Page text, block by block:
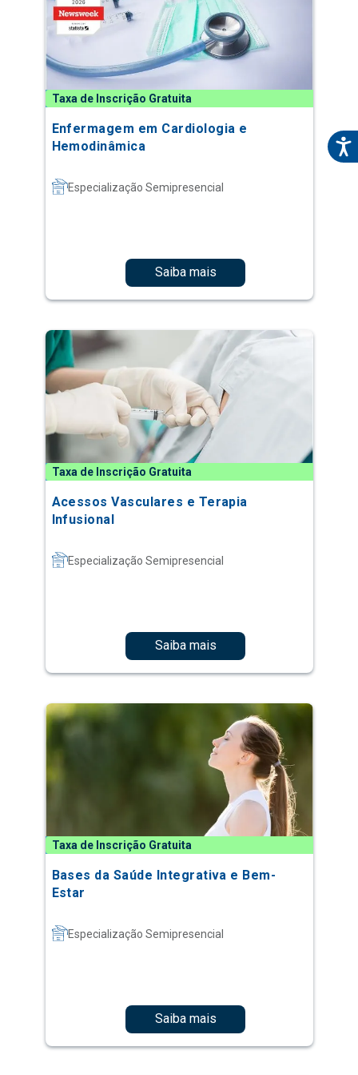
Taxa de Inscrição Gratuita
Enfermagem em Cardiologia e
Hemodinâmica
Especialização Semipresencial
Saiba mais
Taxa de Inscrição Gratuita
Acessos Vasculares e Terapia
Infusional
Especialização Semipresencial
Saiba mais
Taxa de Inscrição Gratuita
Bases da Saúde Integrativa e Bem-
Estar
Especialização Semipresencial
Saiba mais